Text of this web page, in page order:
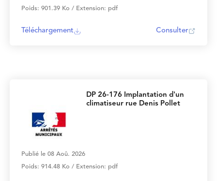
Poids: 901.39 Ko / Extension: pdf
Téléchargement Consulter
DP 26-176 Implantation d'un
climatiseur rue Denis Pollet
Publié le 08 Aoû. 2026
Poids: 914.48 Ko / Extension: pdf